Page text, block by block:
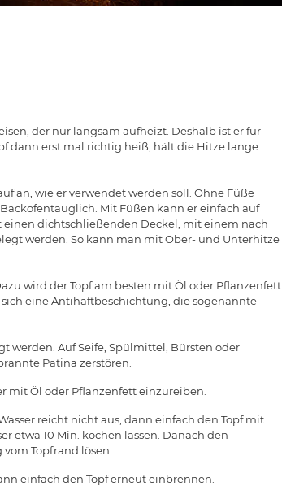
der nur langsam aufheizt. Deshalb ist er für
dann erst mal richtig heiß, hält die Hitze lange
an, wie er verwendet werden soll. Ohne Füße
Mit Füßen kann er einfach auf
einen dichtschließenden Deckel, mit einem nach
werden. So kann man mit Ober- und Unterhitze
wird der Topf am besten mit Öl oder Pflanzenfett
eine Antihaftbeschichtung, die sogenannte
werden. Auf Seife, Spülmittel, Bürsten oder
Patina zerstören.
mit Öl oder Pflanzenfett einzureiben.
reicht nicht aus, dann einfach den Topf mit
etwa 10 Min. kochen lassen. Danach den
Topfrand lösen.
einfach den Topf erneut einbrennen.